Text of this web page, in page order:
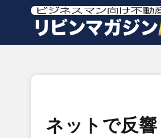
ネットで反